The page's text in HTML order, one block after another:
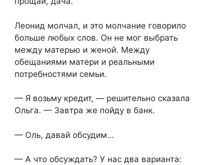
Леонид молчал, и это молчание говорило
больше любых слов. Он не мог выбрать
между матерью и женой. Между
обещаниями матери и реальными
потребностями семьи.
— Я возьму кредит, — решительно сказала
Ольга. — Завтра же пойду в банк.
— Оль, давай обсудим…
— А что обсуждать? У нас два варианта: